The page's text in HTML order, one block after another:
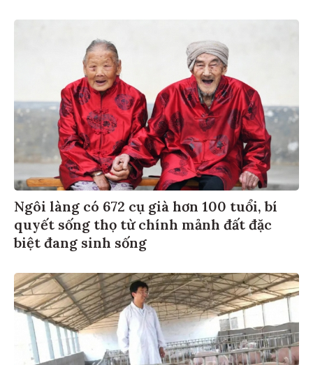
Ngôi làng có 672 cụ già hơn 100 tuổi, bí
quyết sống thọ từ chính mảnh đất đặc
biệt đang sinh sống